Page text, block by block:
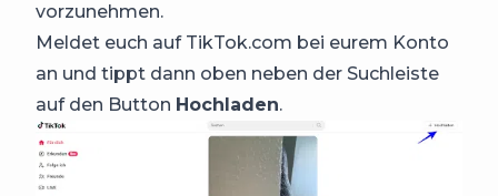
vorzunehmen.
Meldet euch auf TikTok.com bei eurem Konto
an und tippt dann oben neben der Suchleiste
auf den Button Hochladen.